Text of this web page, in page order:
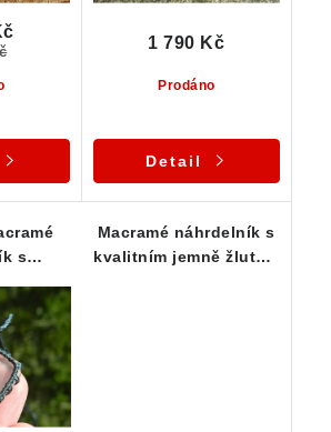
Prodáno
1 790 Kč
Detail
s
Macramé náhrdelník s
kvalitním jemně žlutým